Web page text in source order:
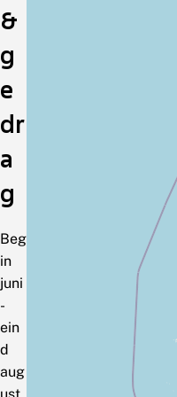
&
g
e
dr
a
g
Beg
in
juni
-
ein
d
aug